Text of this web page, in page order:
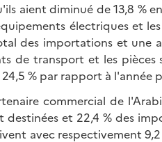
aient diminué de 13,8 %
électriques et
des importations et une
de transport et les pièces
% par rapport à l'année
commercial de
et 22,4 % des
avec respectivement